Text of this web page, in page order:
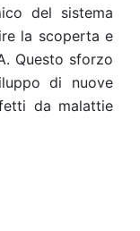
del sistema
la scoperta e
Questo sforzo
di nuove
da malattie